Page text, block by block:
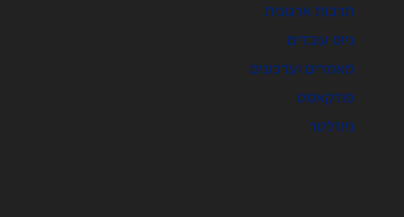
תרבות ארגונית
גיוס עובדים
מאמרים ועדכונים
פודקאסט
ניוזלטר